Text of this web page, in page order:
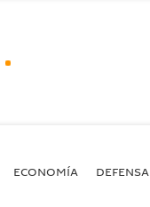
ECONOMÍA DEFENSA